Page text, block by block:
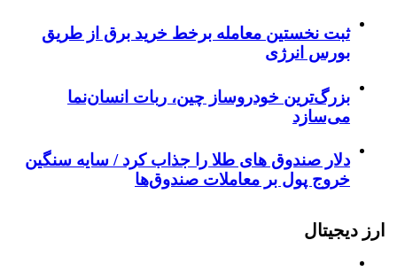
ثبت نخستین معامله برخط خرید برق از طریق
بورس انرژی
بزرگ‌ترین خودروساز چین، ربات انسان‌نما
می‌سازد
دلار صندوق های طلا را جذاب کرد / سایه سنگین
خروج پول بر معاملات صندوق‌ها
ارز دیجیتال